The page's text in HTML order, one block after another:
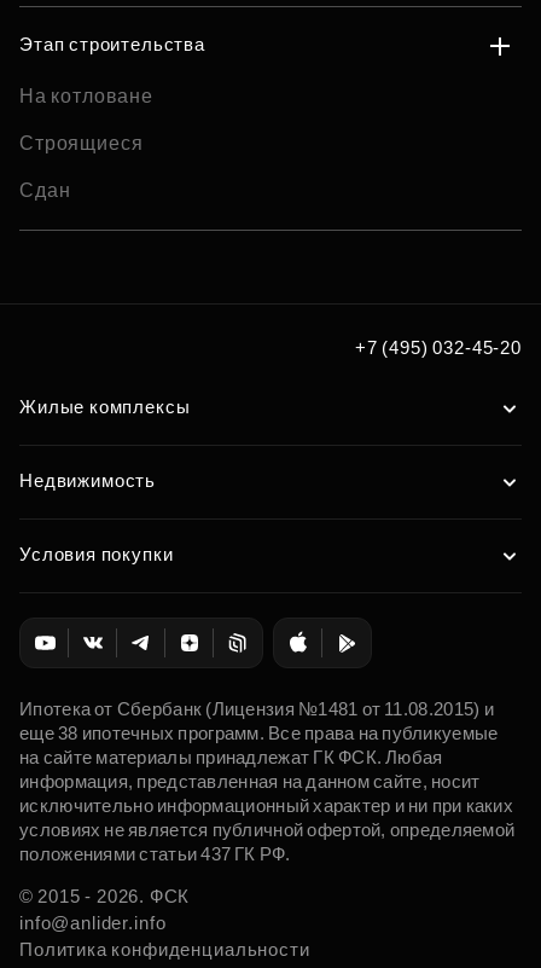
Этап строительства
На котловане
Строящиеся
Сдан
+7 (495) 032-45-20
Жилые комплексы
Недвижимость
Условия покупки
Ипотека от Сбербанк (Лицензия №1481 от 11.08.2015) и
еще 38 ипотечных программ. Все права на публикуемые
на сайте материалы принадлежат ГК ФСК. Любая
информация, представленная на данном сайте, носит
исключительно информационный характер и ни при каких
условиях не является публичной офертой, определяемой
положениями статьи 437 ГК РФ.
© 2015 - 2026. ФСК
info@anlider.info
Политика конфиденциальности